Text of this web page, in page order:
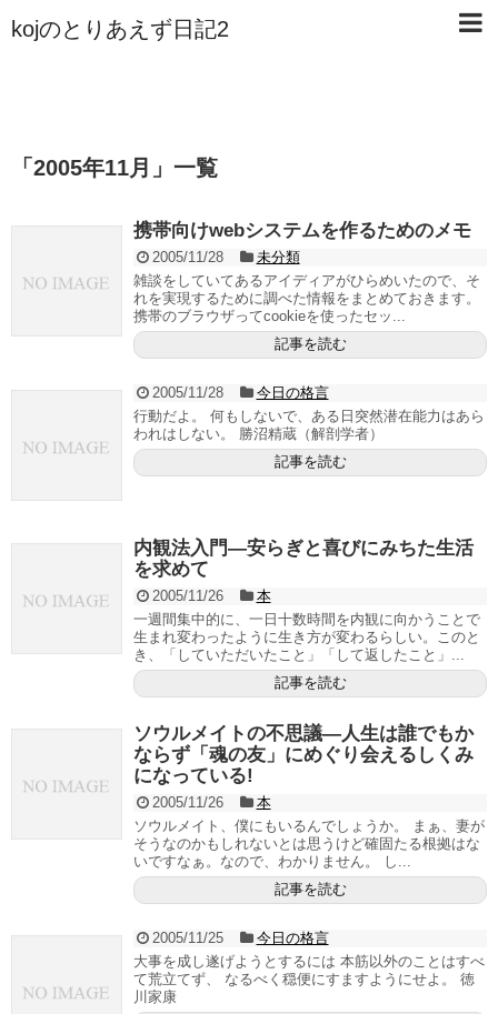
kojのとりあえず日記2
「 2005年11月 」 一覧
携帯向けwebシステムを作るためのメモ
2005/11/28
未分類
雑談をしていてあるアイディアがひらめいたので、そ
れを実現するために調べた情報をまとめておきます。
携帯のブラウザってcookieを使ったセッ...
記事を読む
2005/11/28
今日の格言
行動だよ。 何もしないで、ある日突然潜在能力はあら
われはしない。 勝沼精蔵（解剖学者）
記事を読む
内観法入門—安らぎと喜びにみちた生活
を求めて
2005/11/26
本
一週間集中的に、一日十数時間を内観に向かうことで
生まれ変わったように生き方が変わるらしい。このと
き、「していただいたこと」「して返したこと」...
記事を読む
ソウルメイトの不思議—人生は誰でもか
ならず「魂の友」にめぐり会えるしくみ
になっている!
2005/11/26
本
ソウルメイト、僕にもいるんでしょうか。 まぁ、妻が
そうなのかもしれないとは思うけど確固たる根拠はな
いですなぁ。なので、わかりません。 し...
記事を読む
2005/11/25
今日の格言
大事を成し遂げようとするには 本筋以外のことはすべ
て荒立てず、 なるべく穏便にすますようにせよ。 徳
川家康